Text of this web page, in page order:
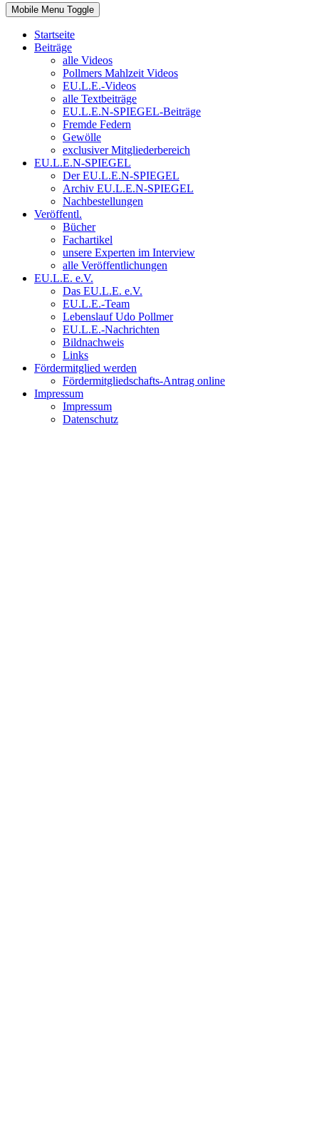
Mobile Menu Toggle
Startseite
Beiträge
alle Videos
Pollmers Mahlzeit Videos
EU.L.E.-Videos
alle Textbeiträge
EU.L.E.N-SPIEGEL-Beiträge
Fremde Federn
Gewölle
exclusiver Mitgliederbereich
EU.L.E.N-SPIEGEL
Der EU.L.E.N-SPIEGEL
Archiv EU.L.E.N-SPIEGEL
Nachbestellungen
Veröffentl.
Bücher
Fachartikel
unsere Experten im Interview
alle Veröffentlichungen
EU.L.E. e.V.
Das EU.L.E. e.V.
EU.L.E.-Team
Lebenslauf Udo Pollmer
EU.L.E.-Nachrichten
Bildnachweis
Links
Fördermitglied werden
Fördermitgliedschafts-Antrag online
Impressum
Impressum
Datenschutz